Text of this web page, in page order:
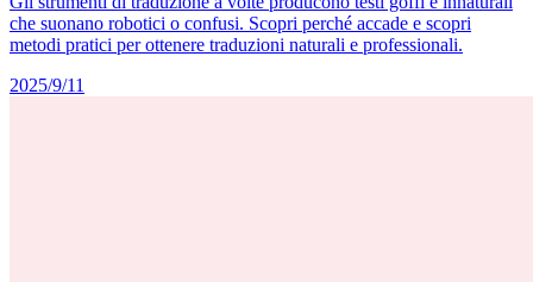
che suonano robotici o confusi. Scopri perché accade e scopri
metodi pratici per ottenere traduzioni naturali e professionali.
2025/9/11